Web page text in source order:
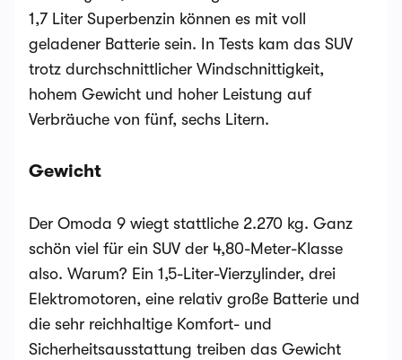
1,7 Liter Superbenzin können es mit voll
geladener Batterie sein. In Tests kam das SUV
trotz durchschnittlicher Windschnittigkeit,
hohem Gewicht und hoher Leistung auf
Verbräuche von fünf, sechs Litern.
Gewicht
Der Omoda 9 wiegt stattliche 2.270 kg. Ganz
schön viel für ein SUV der 4,80-Meter-Klasse
also. Warum? Ein 1,5-Liter-Vierzylinder, drei
Elektromotoren, eine relativ große Batterie und
die sehr reichhaltige Komfort- und
Sicherheitsausstattung treiben das Gewicht